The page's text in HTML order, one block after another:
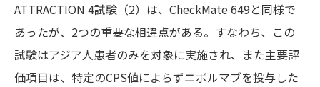
ATTRACTION 4試験（2）は、CheckMate 649と同様で
あったが、2つの重要な相違点がある。すなわち、この
試験はアジア人患者のみを対象に実施され、また主要評
価項目は、特定のCPS値によらずニボルマブを投与した